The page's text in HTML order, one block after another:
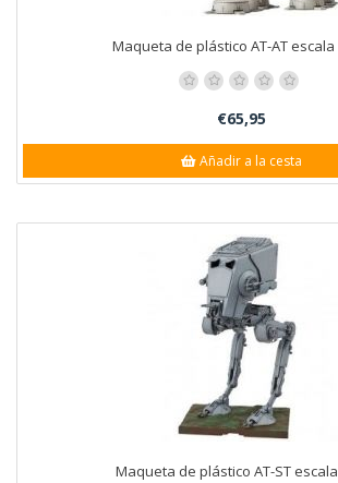
Maqueta de plástico AT-AT escala
€65,95
Añadir a la cesta
Maqueta de plástico AT-ST